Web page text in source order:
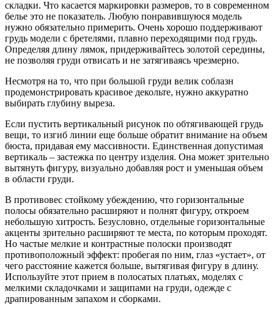
складки. Что касается маркировки размеров, то в современном
белье это не показатель. Любую понравившуюся модель
нужно обязательно примерить. Очень хорошо поддерживают
грудь модели с бретелями, плавно переходящими под грудь.
Определяя длину лямок, придерживайтесь золотой середины,
не позволяя груди отвисать и не затягиваясь чрезмерно.
Несмотря на то, что при большой груди велик соблазн
продемонстрировать красивое декольте, нужно аккуратно
выбирать глубину выреза.
Если пустить вертикальный рисунок по обтягивающей грудь
вещи, то изгиб линии еще больше обратит внимание на объем
бюста, придавая ему массивности. Единственная допустимая
вертикаль – застежка по центру изделия. Она может зрительно
вытянуть фигуру, визуально добавляя рост и уменьшая объем
в области груди.
В противовес стойкому убеждению, что горизонтальные
полосы обязательно расширяют и полнят фигуру, откроем
небольшую хитрость. Безусловно, отдельные горизонтальные
акценты зрительно расширяют те места, по которым проходят.
Но частые мелкие и контрастные полоски производят
противоположный эффект: пробегая по ним, глаз «устает», от
чего расстояние кажется больше, вытягивая фигуру в длину.
Используйте этот прием в полосатых платьях, моделях с
мелкими складочками и защипами на груди, одежде с
драпированным запахом и сборками.